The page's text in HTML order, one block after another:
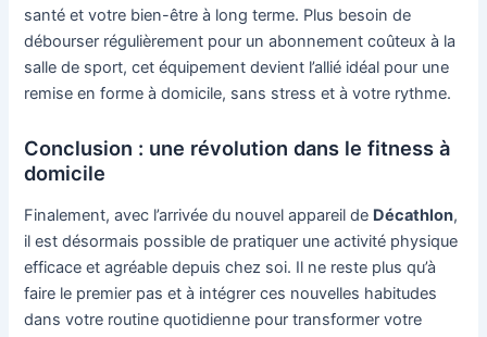
santé et votre bien-être à long terme. Plus besoin de
débourser régulièrement pour un abonnement coûteux à la
salle de sport, cet équipement devient l’allié idéal pour une
remise en forme à domicile, sans stress et à votre rythme.
Conclusion : une révolution dans le fitness à
domicile
Finalement, avec l’arrivée du nouvel appareil de Décathlon,
il est désormais possible de pratiquer une activité physique
efficace et agréable depuis chez soi. Il ne reste plus qu’à
faire le premier pas et à intégrer ces nouvelles habitudes
dans votre routine quotidienne pour transformer votre